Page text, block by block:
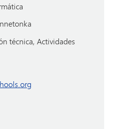
técnica, Actividades